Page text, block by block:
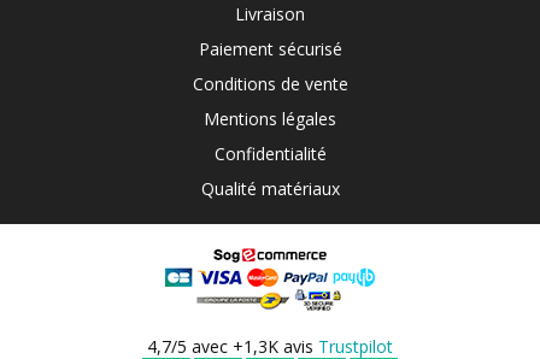
Livraison
Paiement sécurisé
Conditions de vente
Mentions légales
Confidentialité
Qualité matériaux
4,7/5 avec +1,3K avis Trustpilot